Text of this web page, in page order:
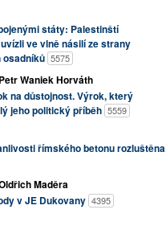
státy: Palestinští
ve vlně násilí ze strany
5575
Petr Waniek Horváth
na důstojnost. Výrok, který
jeho politický příběh 5559
římského betonu rozluštěna
Maděra
v JE Dukovany 4395